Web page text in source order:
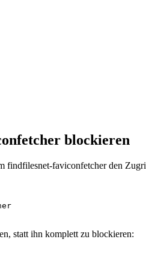
blockieren
findfilesnet-faviconfetcher den
statt ihn komplett zu blockieren: